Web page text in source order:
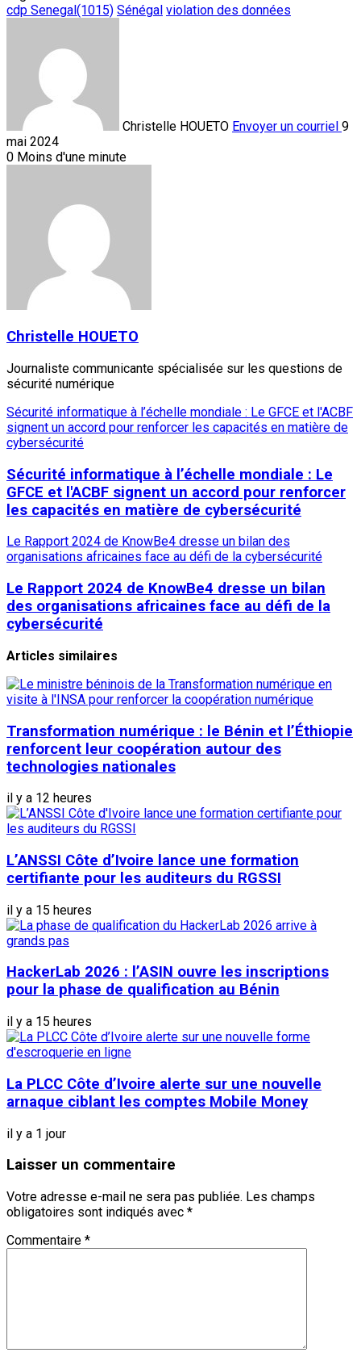
cdp Senegal(1015) Sénégal violation des données
Christelle HOUETO Envoyer un courriel 9
mai 2024
0 Moins d'une minute
Christelle HOUETO
Journaliste communicante spécialisée sur les questions de
sécurité numérique
Sécurité informatique à l’échelle mondiale : Le GFCE et l'ACBF
signent un accord pour renforcer les capacités en matière de
cybersécurité
Sécurité informatique à l’échelle mondiale : Le
GFCE et l'ACBF signent un accord pour renforcer
les capacités en matière de cybersécurité
Le Rapport 2024 de KnowBe4 dresse un bilan des
organisations africaines face au défi de la cybersécurité
Le Rapport 2024 de KnowBe4 dresse un bilan
des organisations africaines face au défi de la
cybersécurité
Articles similaires
Transformation numérique : le Bénin et l’Éthiopie
renforcent leur coopération autour des
technologies nationales
il y a 12 heures
L’ANSSI Côte d’Ivoire lance une formation
certifiante pour les auditeurs du RGSSI
il y a 15 heures
HackerLab 2026 : l’ASIN ouvre les inscriptions
pour la phase de qualification au Bénin
il y a 15 heures
La PLCC Côte d’Ivoire alerte sur une nouvelle
arnaque ciblant les comptes Mobile Money
il y a 1 jour
Laisser un commentaire
Votre adresse e-mail ne sera pas publiée. Les champs
obligatoires sont indiqués avec *
Commentaire *